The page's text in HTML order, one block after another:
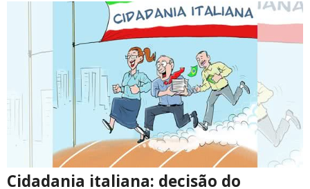
Cidadania italiana: decisão do